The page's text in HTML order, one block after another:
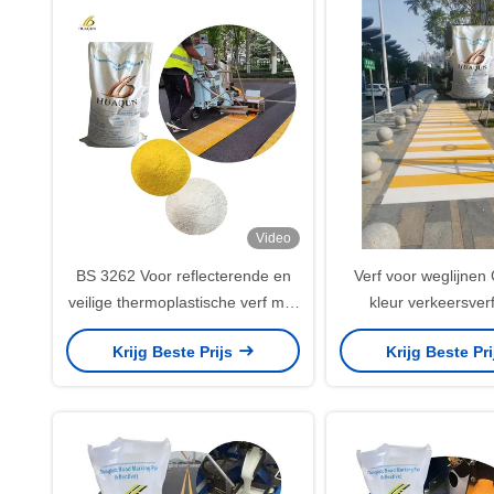
Video
BS 3262 Voor reflecterende en
veilige thermoplastische verf met
loodvrije pigmenten en glazen
kralen
Krijg Beste Prijs
Verf voor weglijnen
kleur
Thermoplastisch
wegmarkeringsverf
Krijg Beste